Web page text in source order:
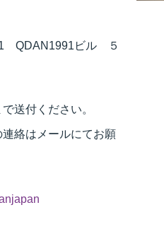
1 QDAN1991ビル ５
送付ください。
絡はメールにてお願